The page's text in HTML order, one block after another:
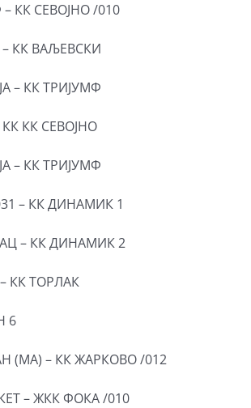
КК СЕВОЈНО /010
– КК ВАЉЕВСКИ
– КК ТРИЈУМФ
КК СЕВОЈНО
– КК ТРИЈУМФ
– КК ДИНАМИК 1
– КК ДИНАМИК 2
КК ТОРЛАК
6
(МА) – КК ЖАРКОВО /012
– ЖКК ФОКА /010